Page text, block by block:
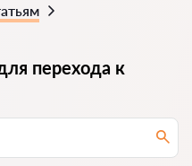
перехода к